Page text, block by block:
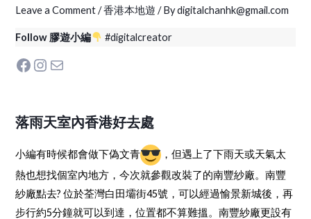
Leave a Comment /香港本地遊 / Bydigitalchanhk@gmail.com
Follow 膠遊小編 #digitalcreator
Facebook
Instagram
Mail
落雨天室內香港好去處
小編有時候都會做下偽文青
，但遇上了下雨天或天氣太
熱也想找個室內地方，今次就參觀改裝了的南豐紗廠。南豐
紗廠點去? 位於荃灣白田壩街45號，可以經過愉景新城後，再
步行約5分鐘就可以到達，位置都不算難搵。南豐紗廠更設有